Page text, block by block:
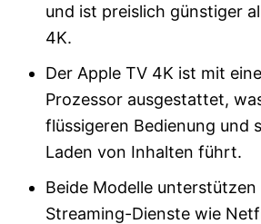
und ist preislich günstiger
4K.
Der Apple TV 4K ist mit
Prozessor ausgestattet,
flüssigeren Bedienung und
Laden von Inhalten führt.
Beide Modelle unterstützen
Streaming-Dienste wie